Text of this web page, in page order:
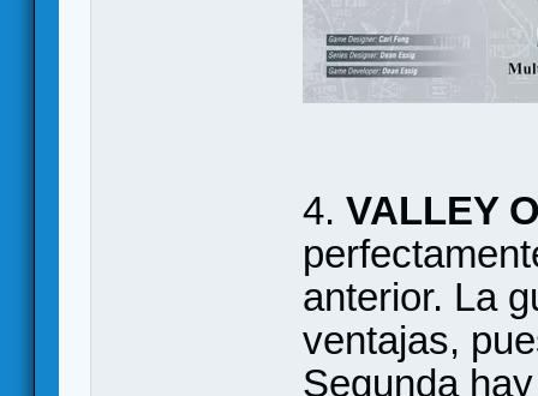
4. VALLEY
anterior. La
ventajas,
Segunda